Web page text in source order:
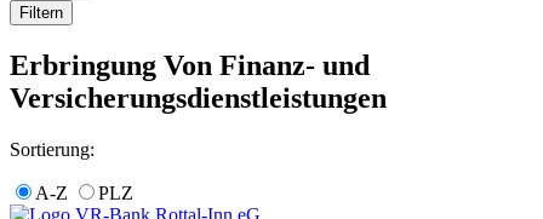
Erbringung Von Finanz- und
Versicherungsdienstleistungen
Sortierung:
A-Z PLZ